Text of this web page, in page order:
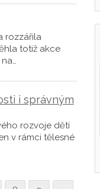
rozzářila
totiž akce
i správným
rozvoje dětí
v rámci tělesné